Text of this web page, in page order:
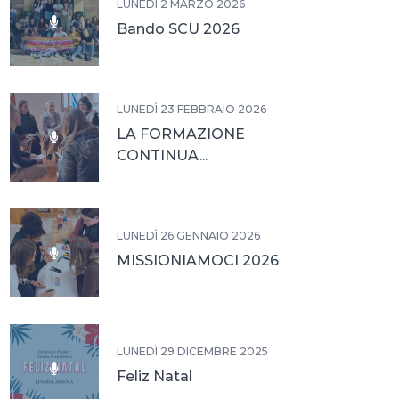
LUNEDÌ 2 MARZO 2026
Bando SCU 2026
LUNEDÌ 23 FEBBRAIO 2026
LA FORMAZIONE
CONTINUA...
LUNEDÌ 26 GENNAIO 2026
MISSIONIAMOCI 2026
LUNEDÌ 29 DICEMBRE 2025
Feliz Natal